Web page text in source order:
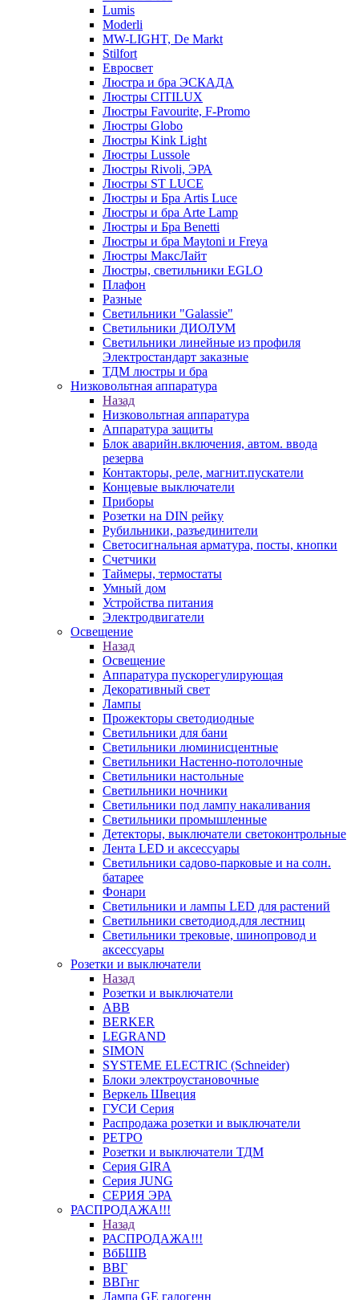
Lumis
Moderli
MW-LIGHT, De Markt
Stilfort
Евросвет
Люстра и бра ЭСКАДА
Люстры CITILUX
Люстры Favourite, F-Promo
Люстры Globo
Люстры Kink Light
Люстры Lussole
Люстры Rivoli, ЭРА
Люстры ST LUCE
Люстры и Бра Artis Luce
Люстры и бра Arte Lamp
Люстры и Бра Benetti
Люстры и бра Maytoni и Freya
Люстры МаксЛайт
Люстры, светильники EGLO
Плафон
Разные
Светильники "Galassie"
Светильники ДИОЛУМ
Светильники линейные из профиля
Электростандарт заказные
ТДМ люстры и бра
Низковольтная аппаратура
Назад
Низковольтная аппаратура
Аппаратура защиты
Блок аварийн.включения, автом. ввода
резерва
Контакторы, реле, магнит.пускатели
Концевые выключатели
Приборы
Розетки на DIN рейку
Рубильники, разъединители
Светосигнальная арматура, посты, кнопки
Счетчики
Таймеры, термостаты
Умный дом
Устройства питания
Электродвигатели
Освещение
Назад
Освещение
Аппаратура пускорегулирующая
Декоративный свет
Лампы
Прожекторы светодиодные
Светильники для бани
Светильники люминисцентные
Светильники Настенно-потолочные
Светильники настольные
Светильники ночники
Светильники под лампу накаливания
Светильники промышленные
Детекторы, выключатели светоконтрольные
Лента LED и аксессуары
Светильники садово-парковые и на солн.
батарее
Фонари
Светильники и лампы LED для растений
Светильники светодиод.для лестниц
Светильники трековые, шинопровод и
аксессуары
Розетки и выключатели
Назад
Розетки и выключатели
ABB
BERKER
LEGRAND
SIMON
SYSTEME ELECTRIC (Schneider)
Блоки электроустановочные
Веркель Швеция
ГУСИ Серия
Распродажа розетки и выключатели
РЕТРО
Розетки и выключатели ТДМ
Серия GIRA
Серия JUNG
СЕРИЯ ЭРА
РАСПРОДАЖА!!!
Назад
РАСПРОДАЖА!!!
ВбБШВ
ВВГ
ВВГнг
Лампа GE галогенн